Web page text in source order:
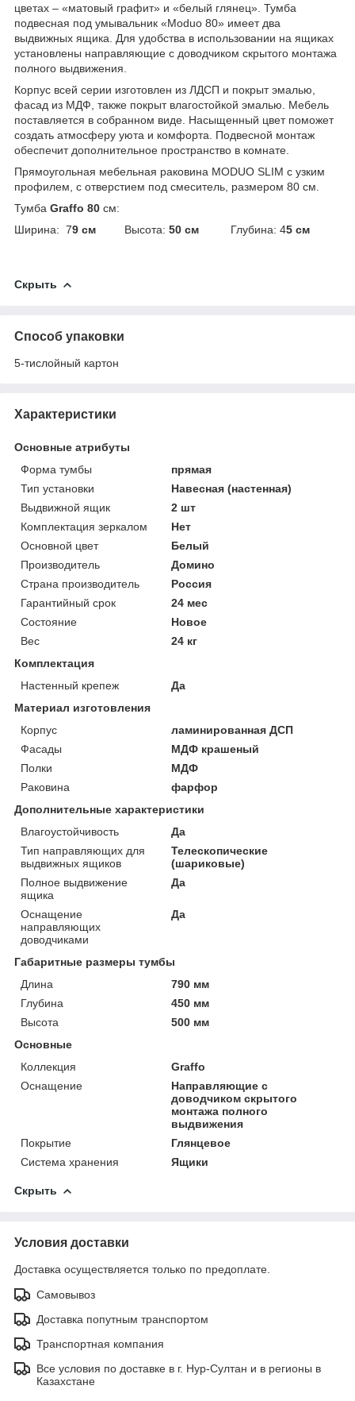
цветах – «матовый графит» и «белый глянец». Тумба
подвесная под умывальник «Moduo 80» имеет два
выдвижных ящика. Для удобства в использовании на ящиках
установлены направляющие с доводчиком скрытого монтажа
полного выдвижения.
Корпус всей серии изготовлен из ЛДСП и покрыт эмалью,
фасад из МДФ, также покрыт влагостойкой эмалью. Мебель
поставляется в собранном виде. Насыщенный цвет поможет
создать атмосферу уюта и комфорта. Подвесной монтаж
обеспечит дополнительное пространство в комнате.
Прямоугольная мебельная раковина MODUO SLIM с узким
профилем, с отверстием под смеситель, размером 80 см.
Тумба Graffo 80 см:
Ширина: 79 см Высота: 50 см Глубина: 45 см
Скрыть
Способ упаковки
5-тислойный картон
Характеристики
Основные атрибуты
Форма тумбы
прямая
Тип установки
Навесная (настенная)
Выдвижной ящик
2 шт
Комплектация зеркалом
Нет
Основной цвет
Белый
Производитель
Домино
Страна производитель
Россия
Гарантийный срок
24 мес
Состояние
Новое
Вес
24 кг
Комплектация
Настенный крепеж
Да
Материал изготовления
Корпус
ламинированная ДСП
Фасады
МДФ крашеный
Полки
МДФ
Раковина
фарфор
Дополнительные характеристики
Влагоустойчивость
Да
Тип направляющих для
выдвижных ящиков
Телескопические
(шариковые)
Полное выдвижение
ящика
Да
Оснащение
направляющих
доводчиками
Да
Габаритные размеры тумбы
Длина
790 мм
Глубина
450 мм
Высота
500 мм
Основные
Коллекция
Graffo
Оснащение
Направляющие c
доводчиком скрытого
монтажа полного
выдвижения
Покрытие
Глянцевое
Система хранения
Ящики
Скрыть
Условия доставки
Доставка осуществляется только по предоплате.
Самовывоз
Доставка попутным транспортом
Транспортная компания
Все условия по доставке в г. Нур-Султан и в регионы в
Казахстане